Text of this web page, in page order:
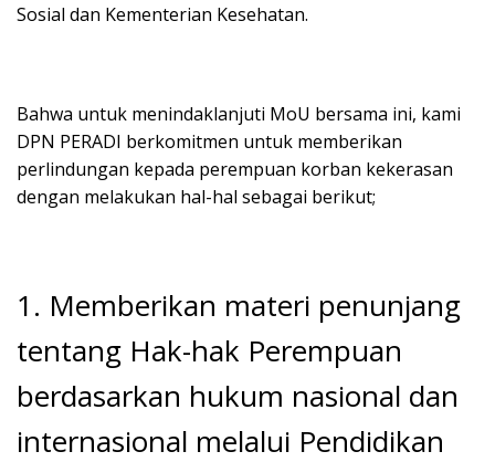
Sosial dan Kementerian Kesehatan.
Bahwa untuk menindaklanjuti MoU bersama ini, kami
DPN PERADI berkomitmen untuk memberikan
perlindungan kepada perempuan korban kekerasan
dengan melakukan hal-hal sebagai berikut;
1. Memberikan materi penunjang
tentang Hak-hak Perempuan
berdasarkan hukum nasional dan
internasional melalui Pendidikan